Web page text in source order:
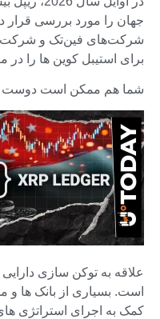
جهان را مورد بررسی قرار
شرکت‌های فین‌تک و
برای استیبل کوین ها را در
شما هم ممکن است دوست
علاقه به توکن سازی
است. بسیاری از بانک ها و